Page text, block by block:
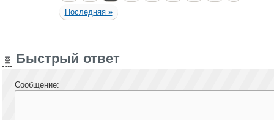
Последняя »
Быстрый ответ
Сообщение: